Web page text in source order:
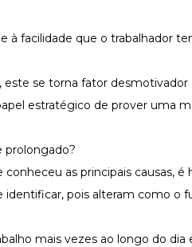
à facilidade que o trabalhador
se torna fator
estratégico de prover uma
prolongado?
as principais causas,
pois alteram como o
mais vezes ao longo do dia